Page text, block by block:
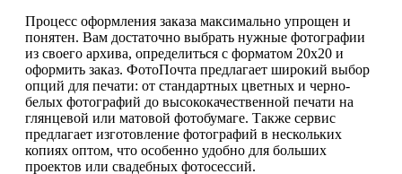
Процесс оформления заказа максимально упрощен и
понятен. Вам достаточно выбрать нужные фотографии
из своего архива, определиться с форматом 20х20 и
оформить заказ. ФотоПочта предлагает широкий выбор
опций для печати: от стандартных цветных и черно-
белых фотографий до высококачественной печати на
глянцевой или матовой фотобумаге. Также сервис
предлагает изготовление фотографий в нескольких
копиях оптом, что особенно удобно для больших
проектов или свадебных фотосессий.